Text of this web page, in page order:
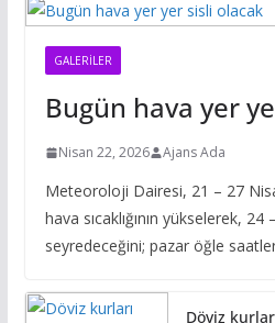
GALERILER
Bugün hava yer
Nisan 22, 2026 Ajans Ada
Meteoroloji Dairesi, 21 – 27
hava sıcaklığının yükselerek,
seyredeceğini; pazar öğle
Döviz